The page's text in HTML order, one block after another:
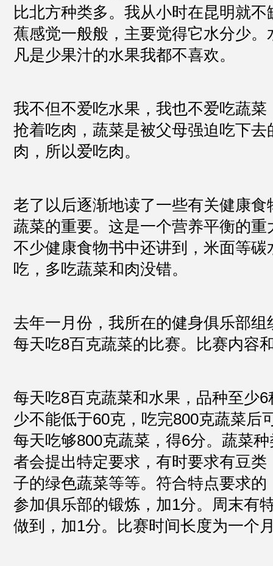
比北方种类多。我从小时在昆明就
蕉感觉一般般，主要觉得它水分少。
凡是少果汁的水果我都不喜欢。
我不但不爱吃水果，我也不爱吃蔬菜
抢着吃肉，蔬菜是被父母强迫吃下去
肉，所以爱吃肉。
老了以后逐渐地读了一些有关健康食
蔬菜的重要。这是一个营养平衡的重
不少健康食物书中还讲到，米面等碳
吃，多吃蔬菜和肉没错。
去年一月份，我所在的健身俱乐部组
每天吃8百克蔬菜的比赛。比赛内容
每天吃8百克蔬菜和水果，品种至少
少不能低于60克，吃完800克蔬菜后
每天吃够800克蔬菜，得6分。蔬菜
者会提出特定要求，有时要求有豆类
子的绿色蔬菜等等。符合特点要求的
参加俱乐部的锻炼，加1分。周末有
做到，加1分。比赛时间长度为一个